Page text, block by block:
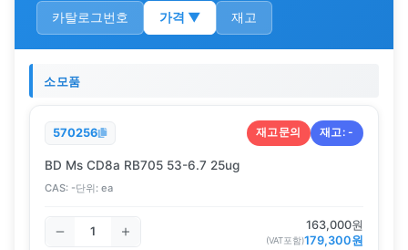
카탈로그번호 가격 ▼ 재고
소모품
570256 재고문의 재고:-
BD Ms CD8a RB705 53-6.7 25ug
CAS: -단위: ea
163,000원
(VAT포함)179,300원